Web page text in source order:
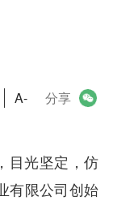
A- 分享
目光坚定，仿
有限公司创始